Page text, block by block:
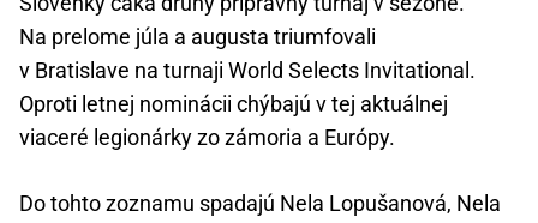
Na prelome júla a augusta triumfovali
v Bratislave na turnaji World Selects Invitational.
Oproti letnej nominácii chýbajú v tej aktuálnej
viaceré legionárky zo zámoria a Európy.
Do tohto zoznamu spadajú Nela Lopušanová, Nela